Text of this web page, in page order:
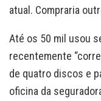
atual. Compraria
Até os 50 mil usou
recentemente
de quatro discos e
oficina da